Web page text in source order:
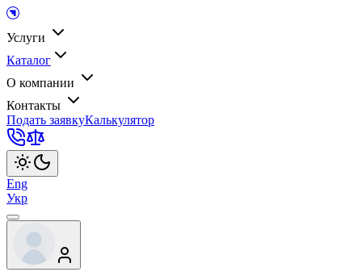
Услуги
Каталог
О компании
Контакты
Подать заявкуКалькулятор
Eng
Укр